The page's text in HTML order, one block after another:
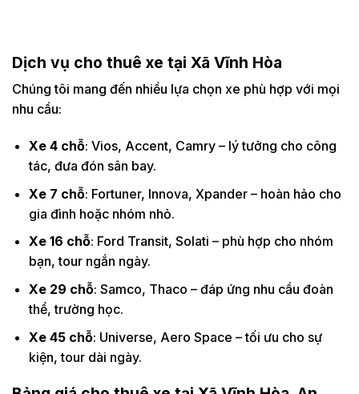
Dịch vụ cho thuê xe tại Xã Vĩnh Hòa
Chúng tôi mang đến nhiều lựa chọn xe phù hợp với mọi
nhu cầu:
Xe 4 chỗ: Vios, Accent, Camry – lý tưởng cho công
tác, đưa đón sân bay.
Xe 7 chỗ: Fortuner, Innova, Xpander – hoàn hảo cho
gia đình hoặc nhóm nhỏ.
Xe 16 chỗ: Ford Transit, Solati – phù hợp cho nhóm
bạn, tour ngắn ngày.
Xe 29 chỗ: Samco, Thaco – đáp ứng nhu cầu đoàn
thể, trường học.
Xe 45 chỗ: Universe, Aero Space – tối ưu cho sự
kiện, tour dài ngày.